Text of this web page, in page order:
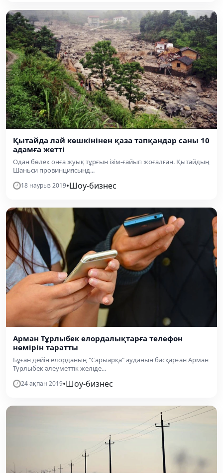
Қытайда лай көшкінінен қаза тапқандар саны 10
адамға жетті
Одан бөлек онға жуық тұрғын ізім-ғайып жоғалған. Қытайдың
Шаньси провинциясынд...
18 наурыз 2019•Шоу-бизнес
Арман Тұрлыбек елордалықтарға телефон
нөмірін таратты
Бұған дейін елорданың "Сарыарқа" ауданын басқарған Арман
Тұрлыбек әлеуметтік желіде...
24 ақпан 2019•Шоу-бизнес